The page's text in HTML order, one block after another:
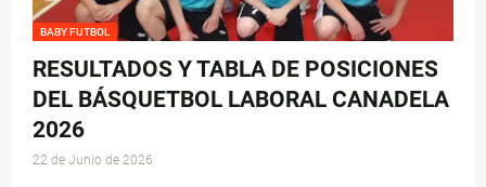
BABY FUTBOL
RESULTADOS Y TABLA DE POSICIONES
DEL BÁSQUETBOL LABORAL CANADELA
2026
22 de Junio de 2026